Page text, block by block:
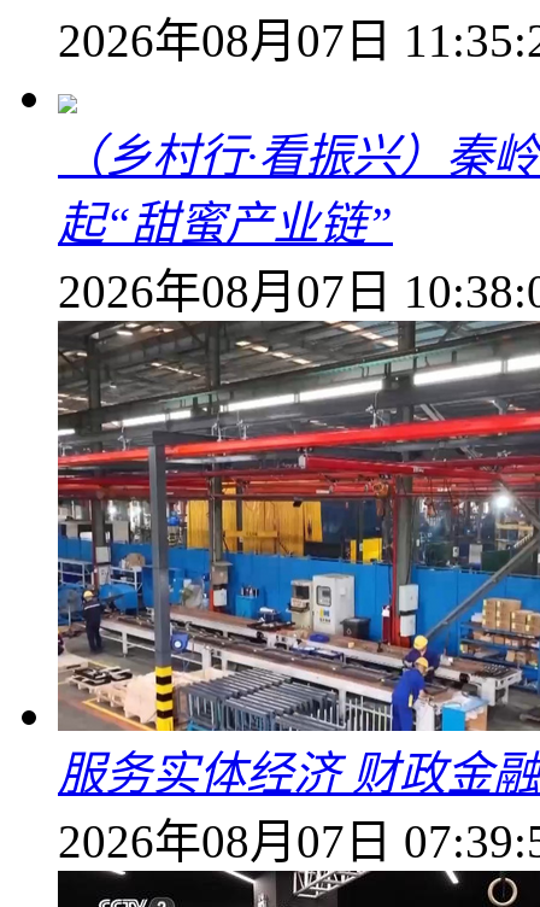
2026年08月07日
（乡村行·看振兴）秦
起“甜蜜产业链”
2026年08月07日
服务实体经济 财政金
2026年08月07日